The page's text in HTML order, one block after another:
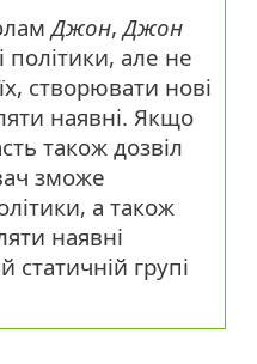
Джон,Джон
політики, але не
створювати нові
наявні. Якщо
також дозвіл
зможе
а також
наявні
статичній групі